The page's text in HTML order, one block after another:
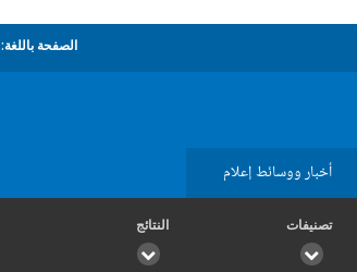
الصفحة باللغة:
أخبار ووسائط إعلام
تصنيفات النتائج